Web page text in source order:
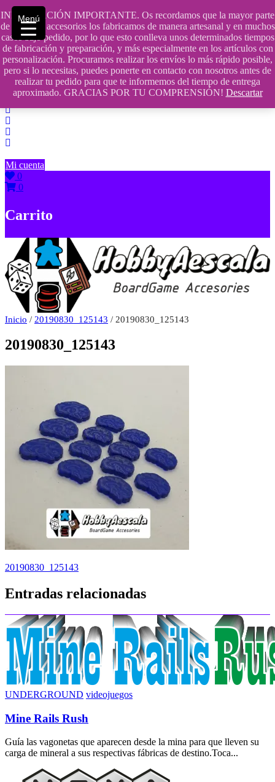
INFORMACIÓN IMPORTANTE. Os recordamos que la mayor parte
de nuestros accesorios los fabricamos de manera artesanal y en muchos
casos bajo pedido, por lo que esto conlleva unos determinados tiempos
de fabricación y preparación, y más especialmente en los artículos con
personalización. Procuramos realizar los envíos lo más rápido posible,
pero si lo necesitas, puedes ponerte en contacto con nosotros antes de
realizar tu pedido para que te informemos del tiempo de entrega
aproximado. GRACIAS POR TU COMPRENSIÓN! Descartar
Saltar
contenido
609241475 SOLO DE 10:00 a 14:00
info@hobbyaescala.com
San Fernando de Henares
10:00 - 14:00
Mi cuenta
0
0
Carrito
Inicio / 20190830_125143 / 20190830_125143
20190830_125143
Navegación
de
entradas
20190830_125143
Entradas relacionadas
UNDERGROUND videojuegos
Mine Rails Rush
Guía las vagonetas que aparecen desde la mina para que lleven su
carga de mineral a sus respectivas fábricas de destino.Toca...
Menú